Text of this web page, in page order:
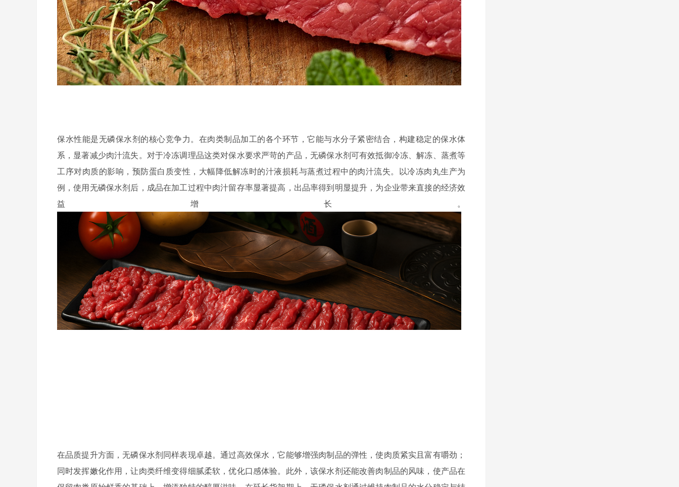
保水性能是无磷保水剂的核心竞争力。在肉类制品加工的各个环节，它能与水分子紧密结合，构建稳定的保水体
系，显著减少肉汁流失。对于冷冻调理品这类对保水要求严苛的产品，无磷保水剂可有效抵御冷冻、解冻、蒸煮等
工序对肉质的影响，预防蛋白质变性，大幅降低解冻时的汁液损耗与蒸煮过程中的肉汁流失。以冷冻肉丸生产为
例，使用无磷保水剂后，成品在加工过程中肉汁留存率显著提高，出品率得到明显提升，为企业带来直接的经济效
益增长。
在品质提升方面，无磷保水剂同样表现卓越。通过高效保水，它能够增强肉制品的弹性，使肉质紧实且富有嚼劲；
同时发挥嫩化作用，让肉类纤维变得细腻柔软，优化口感体验。此外，该保水剂还能改善肉制品的风味，使产品在